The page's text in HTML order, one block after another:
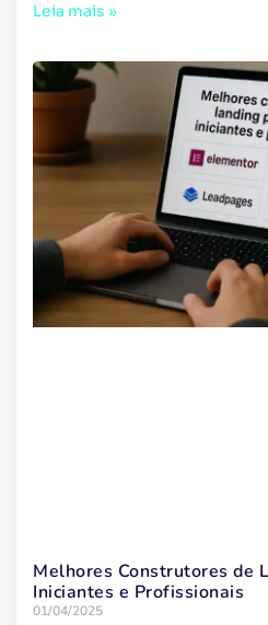
Leia mais »
Melhores Construtores de
Iniciantes e Profissionais
01/04/2025